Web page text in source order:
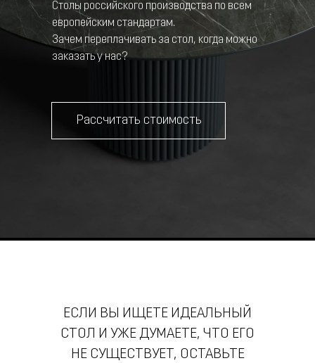
Столы российского производства по всем
европейским стандартам.
Зачем переплачивать за стол, когда можно
заказать у нас?
Рассчитать стоимость
ЕСЛИ ВЫ ИЩЕТЕ ИДЕАЛЬНЫЙ
СТОЛ И УЖЕ ДУМАЕТЕ, ЧТО ЕГО
НЕ СУЩЕСТВУЕТ, ОСТАВЬТЕ